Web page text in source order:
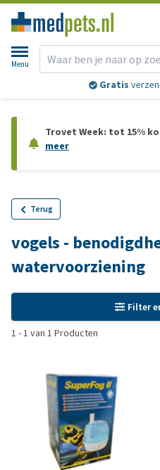
Menu
Gratis
Trovet Week: tot 15%
meer
Terug
vogels -
watervoorziening
Filter
1 -1 van 1 Producten